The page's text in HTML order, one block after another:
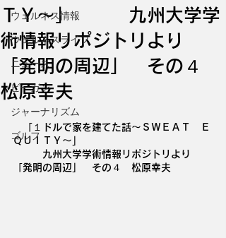
ウェルネス情報
ウェルネスライフ
ニュース
ビーガン
ジャーナリズム
ゴルフ
ＴＹ〜」 九州大学学
術情報リポジトリより
「発明の周辺」 その４
松原幸夫
「１ドルで家を建てた話〜ＳＷＥＡＴ　Ｅ
ＱＵＩＴＹ〜」
九州大学学術情報リポジトリより
「発明の周辺」　その４　松原幸夫